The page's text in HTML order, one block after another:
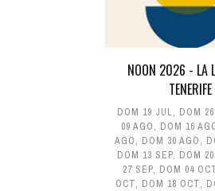
NOON 2026 - LA
TENERIFE
DOM 19 JUL, DOM
09 AGO, DOM 16
AGO, DOM 30 AGO,
DOM 13 SEP, DOM
27 SEP, DOM 04
OCT, DOM 18 OCT,